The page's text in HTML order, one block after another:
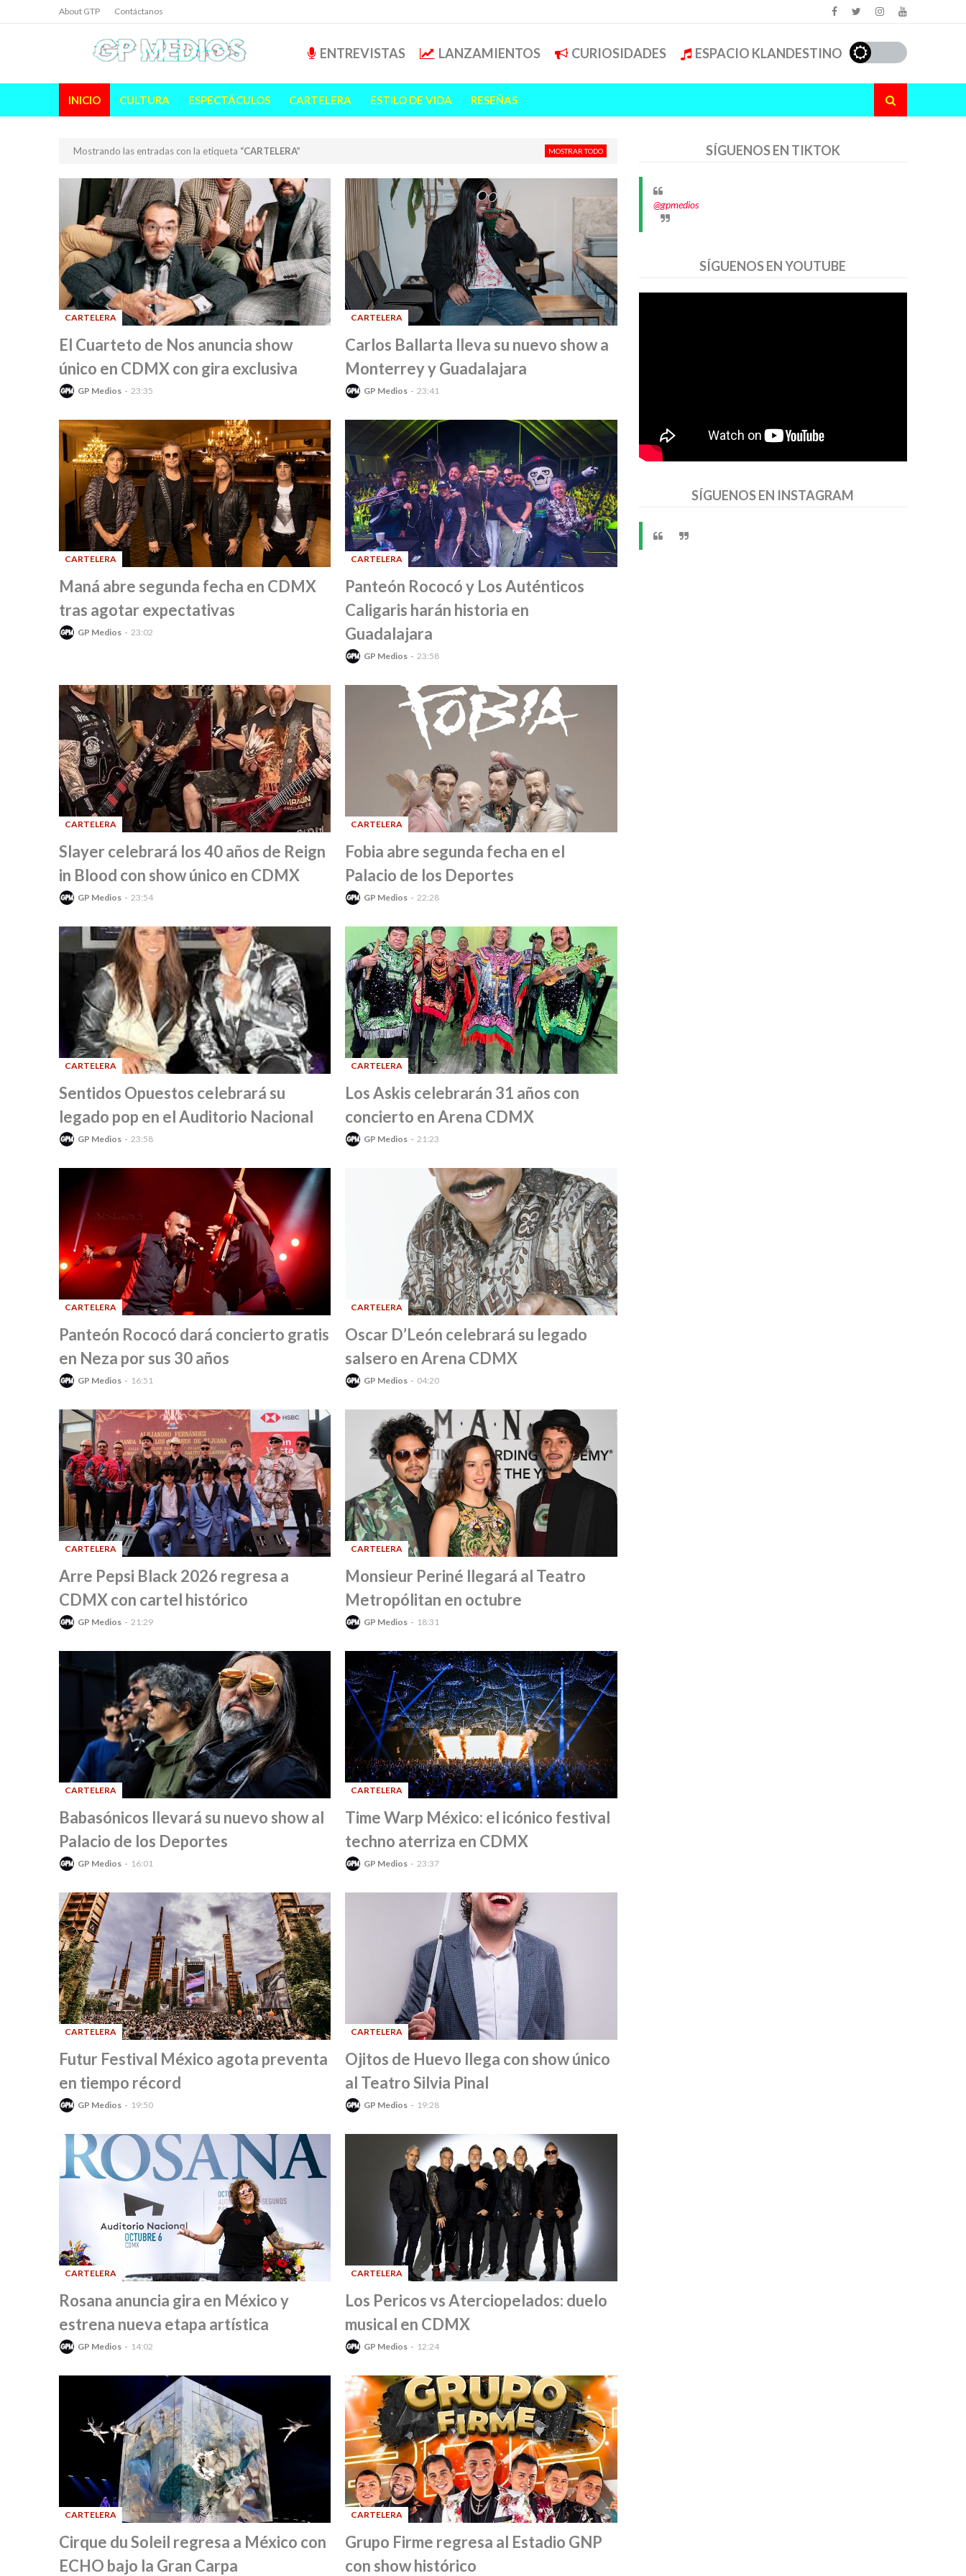
About GTP Contáctanos
ENTREVISTAS LANZAMIENTOS CURIOSIDADES ESPACIO KLANDESTINO
INICIO CULTURA ESPECTÁCULOS CARTELERA ESTILO DE VIDA RESEÑAS
Mostrando las entradas con la etiqueta CARTELERA MOSTRAR TODO
CARTELERA
El Cuarteto de Nos anuncia show
único en CDMX con gira exclusiva
GP Medios 23:35
CARTELERA
Carlos Ballarta lleva su nuevo show a
Monterrey y Guadalajara
GP Medios 23:41
CARTELERA
Maná abre segunda fecha en CDMX
tras agotar expectativas
GP Medios 23:02
CARTELERA
Panteón Rococó y Los Auténticos
Caligaris harán historia en
Guadalajara
GP Medios 23:58
CARTELERA
Slayer celebrará los 40 años de Reign
in Blood con show único en CDMX
GP Medios 23:54
CARTELERA
Fobia abre segunda fecha en el
Palacio de los Deportes
GP Medios 22:28
CARTELERA
Sentidos Opuestos celebrará su
legado pop en el Auditorio Nacional
GP Medios 23:58
CARTELERA
Los Askis celebrarán 31 años con
concierto en Arena CDMX
GP Medios 21:23
CARTELERA
Panteón Rococó dará concierto gratis
en Neza por sus 30 años
GP Medios 16:51
CARTELERA
Oscar D’León celebrará su legado
salsero en Arena CDMX
GP Medios 04:20
CARTELERA
Arre Pepsi Black 2026 regresa a
CDMX con cartel histórico
GP Medios 21:29
CARTELERA
Monsieur Periné llegará al Teatro
Metropólitan en octubre
GP Medios 18:31
CARTELERA
Babasónicos llevará su nuevo show al
Palacio de los Deportes
GP Medios 16:01
CARTELERA
Time Warp México: el icónico festival
techno aterriza en CDMX
GP Medios 23:37
CARTELERA
Futur Festival México agota preventa
en tiempo récord
GP Medios 19:50
CARTELERA
Ojitos de Huevo llega con show único
al Teatro Silvia Pinal
GP Medios 19:28
CARTELERA
Rosana anuncia gira en México y
estrena nueva etapa artística
GP Medios 14:02
CARTELERA
Los Pericos vs Aterciopelados: duelo
musical en CDMX
GP Medios 12:24
CARTELERA
Cirque du Soleil regresa a México con
ECHO bajo la Gran Carpa
CARTELERA
Grupo Firme regresa al Estadio GNP
con show histórico
SÍGUENOS EN TIKTOK
@gpmedios
SÍGUENOS EN YOUTUBE
SÍGUENOS EN INSTAGRAM